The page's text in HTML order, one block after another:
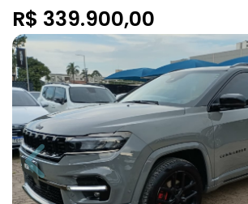
R$ 339.900,00
Previous